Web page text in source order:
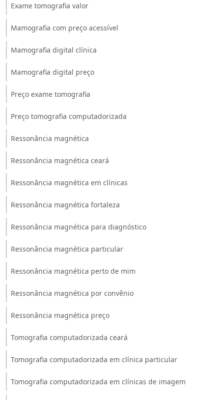
Exame tomografia valor
Mamografia com preço acessível
Mamografia digital clínica
Mamografia digital preço
Preço exame tomografia
Preço tomografia computadorizada
Ressonância magnética
Ressonância magnética ceará
Ressonância magnética em clínicas
Ressonância magnética fortaleza
Ressonância magnética para diagnóstico
Ressonância magnética particular
Ressonância magnética perto de mim
Ressonância magnética por convênio
Ressonância magnética preço
Tomografia computadorizada ceará
Tomografia computadorizada em clínica particular
Tomografia computadorizada em clínicas de imagem